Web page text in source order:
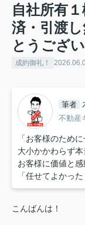
自社所有
済・引渡
とうござ
成約御礼！
筆者
不動産
「お客様のため
大小かかわらず
お客様に価値と
「任せてよかっ
こんばんは！